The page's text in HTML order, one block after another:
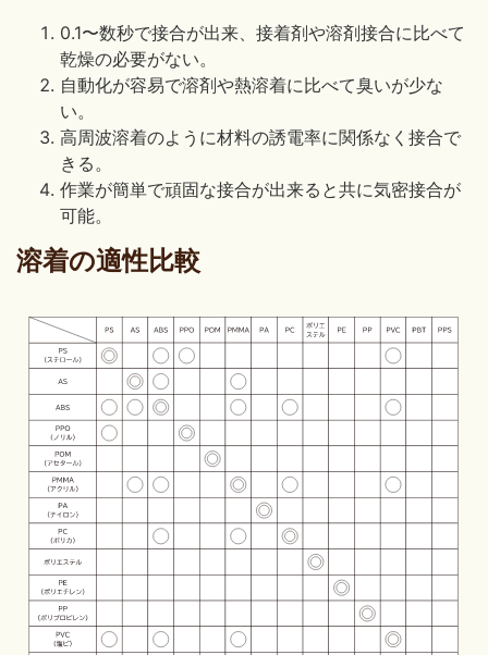
0.1〜数秒で接合が出来、接着剤や溶剤接合に比べて
乾燥の必要がない。
自動化が容易で溶剤や熱溶着に比べて臭いが少な
い。
高周波溶着のように材料の誘電率に関係なく接合で
きる。
作業が簡単で頑固な接合が出来ると共に気密接合が
可能。
溶着の適性比較